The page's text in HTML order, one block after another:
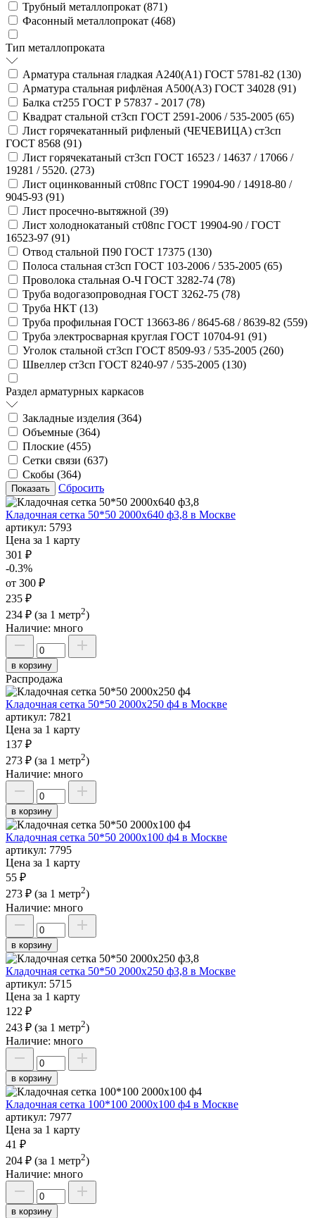
Трубный металлопрокат (871)
Фасонный металлопрокат (468)
Тип металлопроката
Арматура стальная гладкая А240(А1) ГОСТ 5781-82 (130)
Арматура стальная рифлёная А500(А3) ГОСТ 34028 (91)
Балка ст255 ГОСТ Р 57837 - 2017 (78)
Квадрат стальной ст3сп ГОСТ 2591-2006 / 535-2005 (65)
Лист горячекатанный рифленый (ЧЕЧЕВИЦА) ст3сп
ГОСТ 8568 (91)
Лист горячекатаный ст3сп ГОСТ 16523 / 14637 / 17066 /
19281 / 5520. (273)
Лист оцинкованный ст08пс ГОСТ 19904-90 / 14918-80 /
9045-93 (91)
Лист просечно-вытяжной (39)
Лист холоднокатаный ст08пс ГОСТ 19904-90 / ГОСТ
16523-97 (91)
Отвод стальной П90 ГОСТ 17375 (130)
Полоса стальная ст3сп ГОСТ 103-2006 / 535-2005 (65)
Проволока стальная О-Ч ГОСТ 3282-74 (78)
Труба водогазопроводная ГОСТ 3262-75 (78)
Труба НКТ (13)
Труба профильная ГОСТ 13663-86 / 8645-68 / 8639-82 (559)
Труба электросварная круглая ГОСТ 10704-91 (91)
Уголок стальной ст3сп ГОСТ 8509-93 / 535-2005 (260)
Швеллер ст3сп ГОСТ 8240-97 / 535-2005 (130)
Раздел арматурных каркасов
Закладные изделия (364)
Объемные (364)
Плоские (455)
Сетки связи (637)
Скобы (364)
Сбросить
Кладочная сетка 50*50 2000х640 ф3,8 в Москве
артикул: 5793
Цена за 1 карту
301 ₽
-0.3%
от 300 ₽
235 ₽
234 ₽ (за 1 метр2)
Наличие: много
в корзину
Распродажа
Кладочная сетка 50*50 2000х250 ф4 в Москве
артикул: 7821
Цена за 1 карту
137 ₽
273 ₽ (за 1 метр2)
Наличие: много
в корзину
Кладочная сетка 50*50 2000х100 ф4 в Москве
артикул: 7795
Цена за 1 карту
55 ₽
273 ₽ (за 1 метр2)
Наличие: много
в корзину
Кладочная сетка 50*50 2000х250 ф3,8 в Москве
артикул: 5715
Цена за 1 карту
122 ₽
243 ₽ (за 1 метр2)
Наличие: много
в корзину
Кладочная сетка 100*100 2000х100 ф4 в Москве
артикул: 7977
Цена за 1 карту
41 ₽
204 ₽ (за 1 метр2)
Наличие: много
в корзину